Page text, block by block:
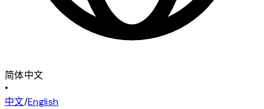
简体中文
•
中文/English